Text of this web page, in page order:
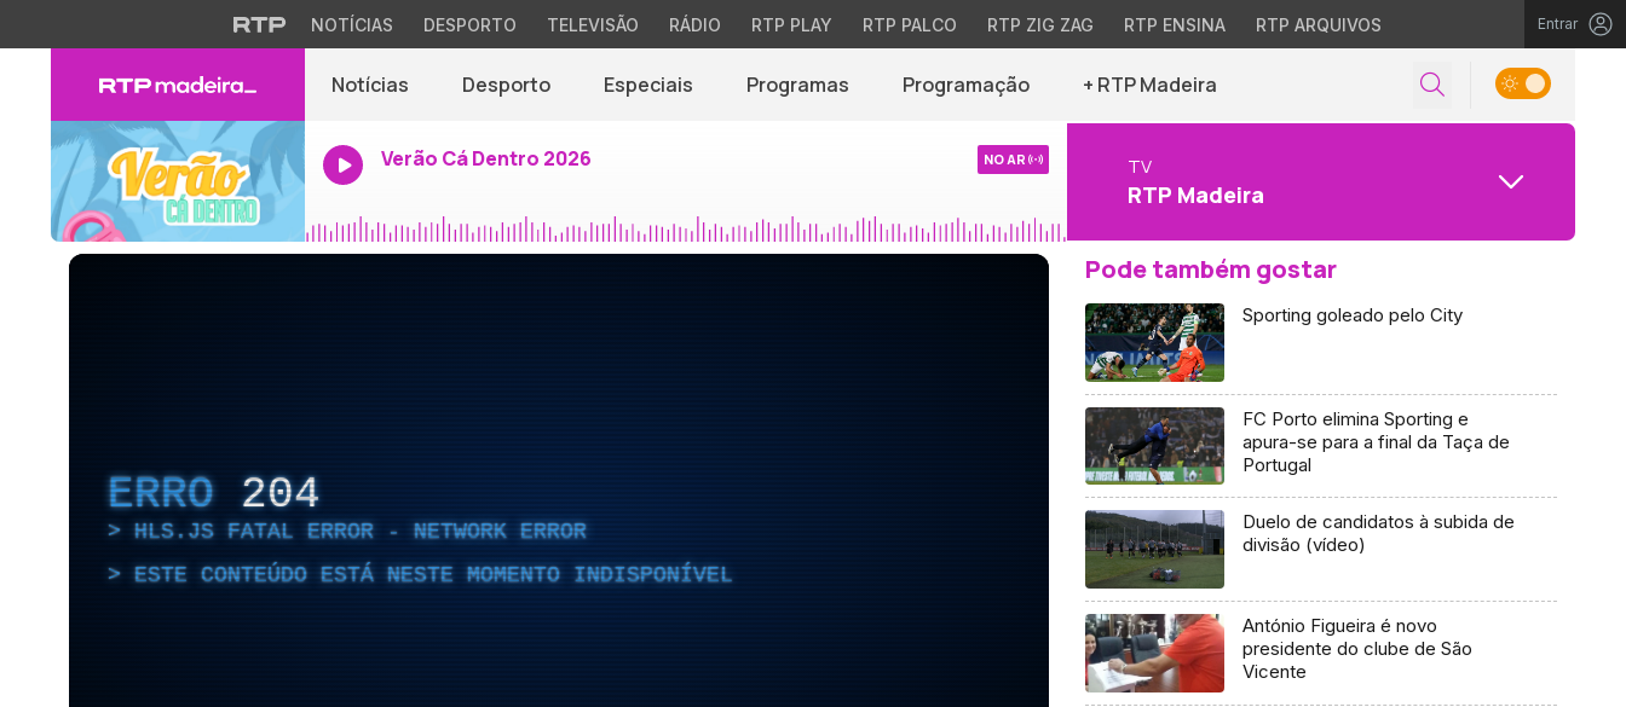
NOTÍCIAS DESPORTO TELEVISÃO RÁDIO RTP PLAY RTP PALCO RTP ZIG ZAG RTP ENSINA RTP ARQUIVOS Entrar
Notícias Desporto Especiais Programas Programação + RTP Madeira
Verão Cá Dentro 2026 NO AR TV
RTP Madeira
ERRO 204
HLS.JS FATAL ERROR - NETWORK ERROR
ESTE CONTEÚDO ESTÁ NESTE MOMENTO INDISPONÍVEL
Pode também gostar
Sporting goleado pelo City
FC Porto elimina Sporting e
apura-se para a final da Taça de
Portugal
Duelo de candidatos à subida de
divisão (vídeo)
António Figueira é novo
presidente do clube de São
Vicente